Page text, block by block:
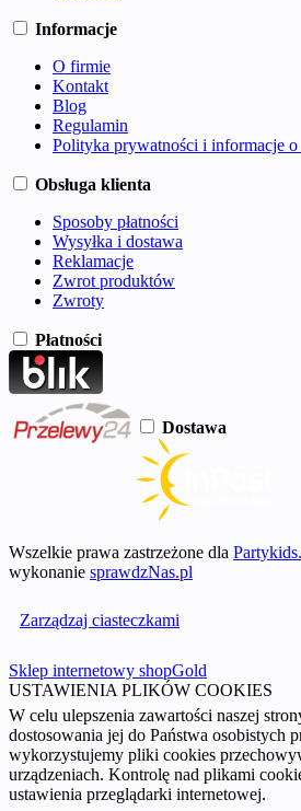
Informacje
O firmie
Kontakt
Blog
Regulamin
Polityka prywatności i informacje o
Obsługa klienta
Sposoby płatności
Wysyłka i dostawa
Reklamacje
Zwrot produktów
Zwroty
Płatności
Dostawa
Wszelkie prawa zastrzeżone dla
wykonanie sprawdzNas.pl
Zarządzaj ciasteczkami
Sklep internetowy shopGold
USTAWIENIA PLIKÓW COOKIES
W celu ulepszenia zawartości naszej
dostosowania jej do Państwa osobistych
wykorzystujemy pliki cookies
urządzeniach. Kontrolę nad plikami
ustawienia przeglądarki internetowej.